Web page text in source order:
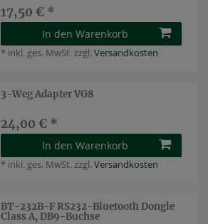
17,50 € *
In den Warenkorb
* inkl. ges. MwSt.zzgl.Versandkosten
3-Weg Adapter VG8
24,00 € *
In den Warenkorb
* inkl. ges. MwSt.zzgl.Versandkosten
BT-232B-F RS232-Bluetooth Dongle
Class A, DB9-Buchse